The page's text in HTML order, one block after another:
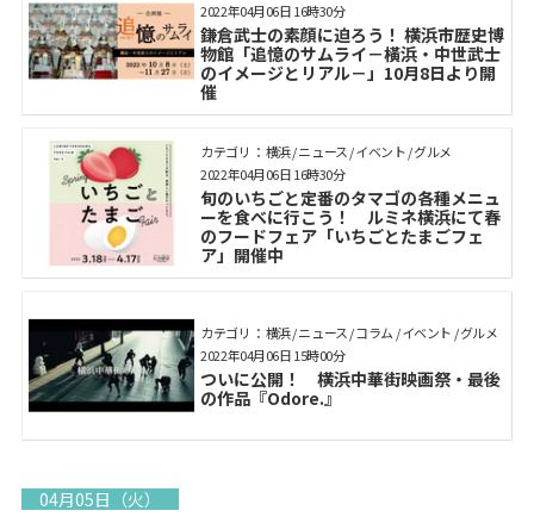
鎌倉武士の素顔に迫ろう！ 横浜市歴史博
物館「追憶のサムライ－橫浜・中世武士
のイメージとリアル－」10月8日より開
催
2022年04月06日 16時30分
カテゴリ： 横浜 / ニュース / イベント / グルメ
旬のいちごと定番のタマゴの各種メニュ
ーを食べに行こう！ ルミネ横浜にて春
のフードフェア「いちごとたまごフェ
ア」開催中
2022年04月06日 16時30分
カテゴリ： 横浜 / ニュース / コラム / イベント / グルメ
ついに公開！ 横浜中華街映画祭・最後
の作品『Odore.』
2022年04月06日 15時00分
04月05日（火）